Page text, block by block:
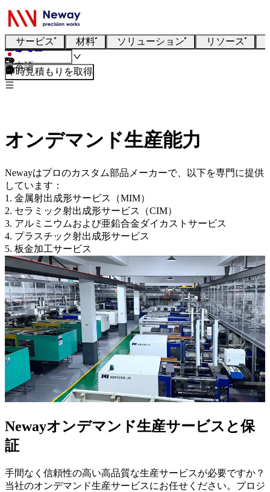
サービス 材料 ソリューション リソース
日本語
即時見積もりを取得
オンデマンド生産能力
Newayはプロのカスタム部品メーカーで、以下を専門に提供
しています：
1. 金属射出成形サービス（MIM）
2. セラミック射出成形サービス（CIM）
3. アルミニウムおよび亜鉛合金ダイカストサービス
4. プラスチック射出成形サービス
5. 板金加工サービス
Newayオンデマンド生産サービスと保
証
手間なく信頼性の高い高品質な生産サービスが必要ですか？
当社のオンデマンド生産サービスにお任せください。プロジ